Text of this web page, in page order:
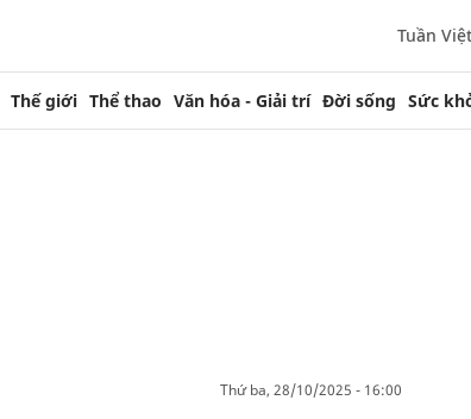
Tuần
Thế giới Thể thao Văn hóa - Giải trí Đời sống Sức
thứ ba, 28/10/2025 - 16:00